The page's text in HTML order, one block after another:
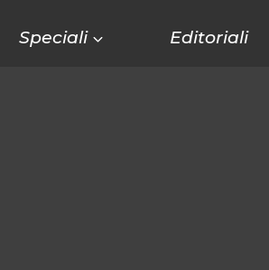
Speciali Editoriali